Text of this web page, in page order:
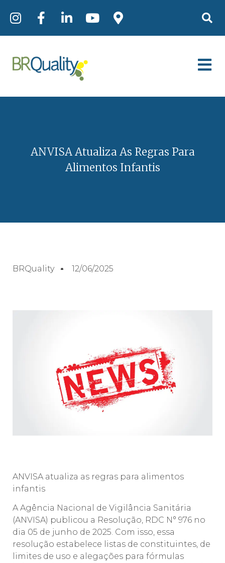
ANVISA Atualiza As Regras Para
Alimentos Infantis
BRQuality 12/06/2025
ANVISA atualiza as regras para alimentos
infantis
A Agência Nacional de Vigilância Sanitária
(ANVISA) publicou a Resolução, RDC N° 976 no
dia 05 de junho de 2025. Com isso, essa
resolução estabelece listas de constituintes, de
limites de uso e alegações para fórmulas